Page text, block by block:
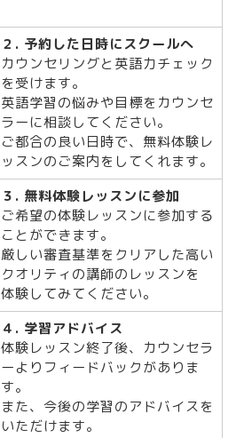
２. 予約した日時にスクールへ
カウンセリングと英語力チェック
を受けます。
英語学習の悩みや目標をカウンセ
ラーに相談してください。
ご都合の良い日時で、無料体験レ
ッスンのご案内をしてくれます。
３. 無料体験レッスンに参加
ご希望の体験レッスンに参加する
ことができます。
厳しい審査基準をクリアした高い
クオリティの講師のレッスンを
体験してみてください。
４. 学習アドバイス
体験レッスン終了後、カウンセラ
ーよりフィードバックがありま
す。
また、今後の学習のアドバイスを
いただけます。